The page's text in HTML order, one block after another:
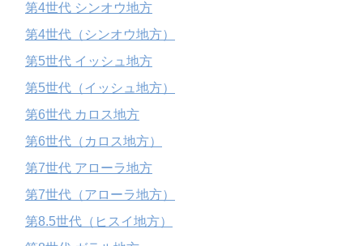
第4世代 シンオウ地方
第4世代（シンオウ地方）
第5世代 イッシュ地方
第5世代（イッシュ地方）
第6世代 カロス地方
第6世代（カロス地方）
第7世代 アローラ地方
第7世代（アローラ地方）
第8.5世代（ヒスイ地方）